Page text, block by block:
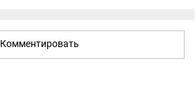
Комментировать